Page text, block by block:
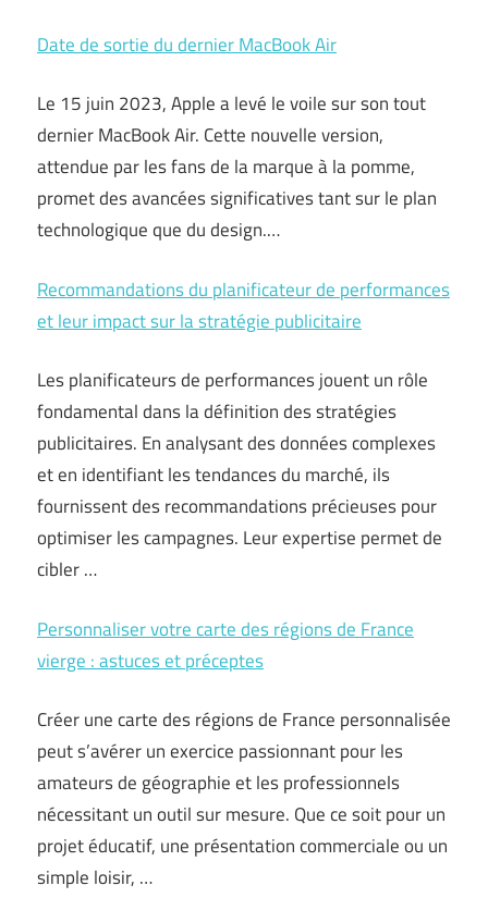
Date de sortie du dernier MacBook Air
Le 15 juin 2023, Apple a levé le voile sur son tout
dernier MacBook Air. Cette nouvelle version,
attendue par les fans de la marque à la pomme,
promet des avancées significatives tant sur le plan
technologique que du design.…
Recommandations du planificateur de performances
et leur impact sur la stratégie publicitaire
Les planificateurs de performances jouent un rôle
fondamental dans la définition des stratégies
publicitaires. En analysant des données complexes
et en identifiant les tendances du marché, ils
fournissent des recommandations précieuses pour
optimiser les campagnes. Leur expertise permet de
cibler …
Personnaliser votre carte des régions de France
vierge : astuces et préceptes
Créer une carte des régions de France personnalisée
peut s’avérer un exercice passionnant pour les
amateurs de géographie et les professionnels
nécessitant un outil sur mesure. Que ce soit pour un
projet éducatif, une présentation commerciale ou un
simple loisir, …